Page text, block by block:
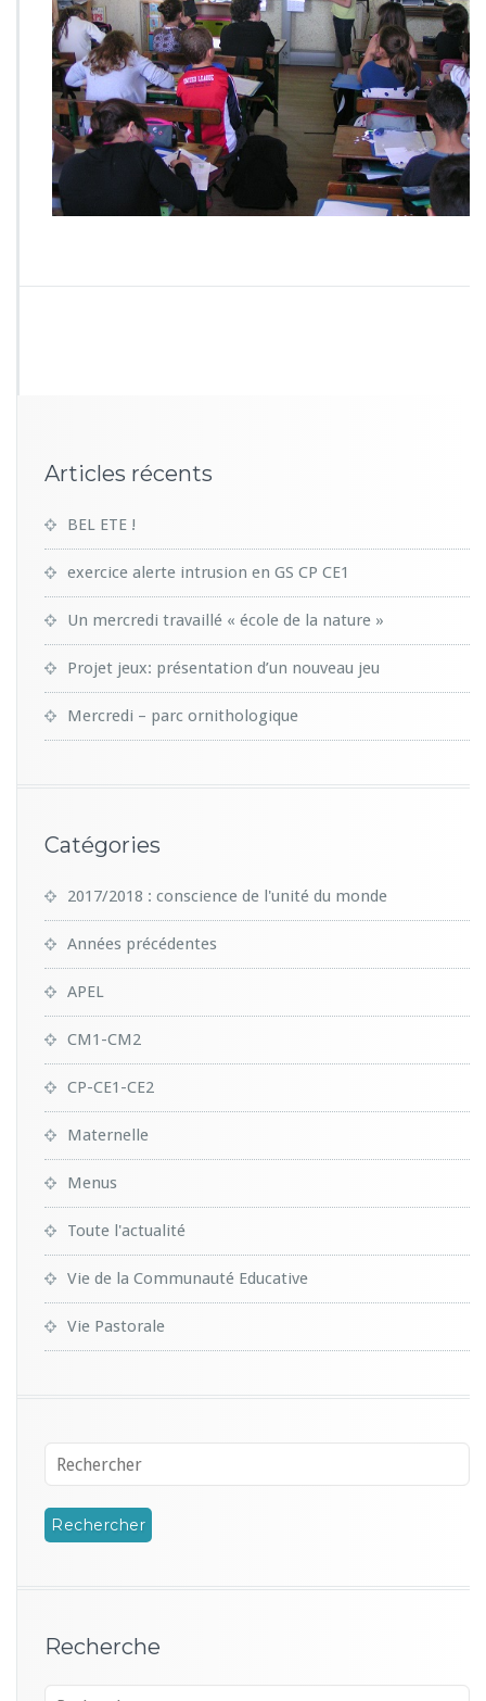
Articles récents
BEL ETE !
exercice alerte intrusion en GS CP CE1
Un mercredi travaillé « école de la nature »
Projet jeux: présentation d’un nouveau jeu
Mercredi – parc ornithologique
Catégories
2017/2018 : conscience de l'unité du monde
Années précédentes
APEL
CM1-CM2
CP-CE1-CE2
Maternelle
Menus
Toute l'actualité
Vie de la Communauté Educative
Vie Pastorale
Recherche